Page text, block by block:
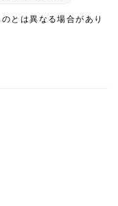
とは異なる場合があり